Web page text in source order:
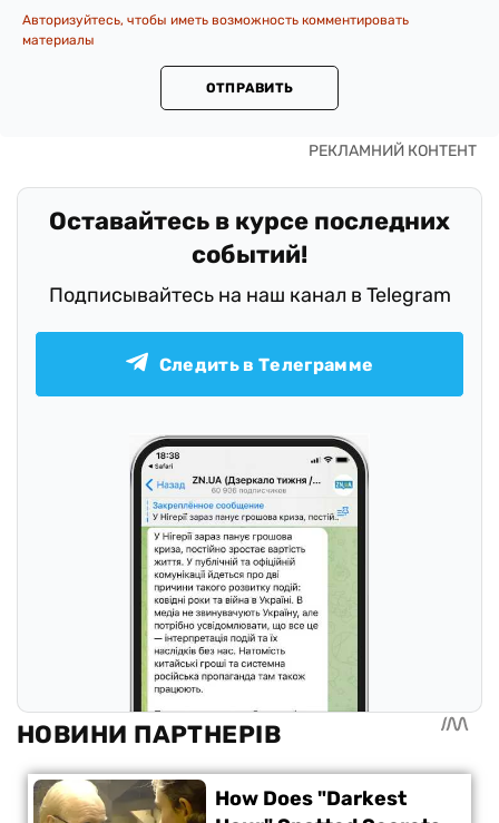
Авторизуйтесь, чтобы иметь возможность комментировать
материалы
ОТПРАВИТЬ
Оставайтесь в курсе последних
событий!
Подписывайтесь на наш канал в Telegram
Следить в Телеграмме